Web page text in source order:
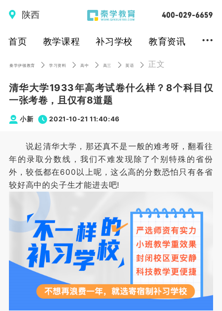
陕西
首页 教学课程 补习学校 教育资讯 ...
秦学伊顿教育 学习资料 高中 高三 英语 正文
清华大学1933年高考试卷什么样？8个科目仅
一张考卷，且仅有8道题
小新 2021-10-21 11:40:46
说起清华大学，那还真不是一般的难考呀，翻看往
年的录取分数线，我们不难发现除了个别特殊的省份
外，较低都在600以上呢，这么高的分数恐怕只有各省
较好高中的尖子生才能进去吧!